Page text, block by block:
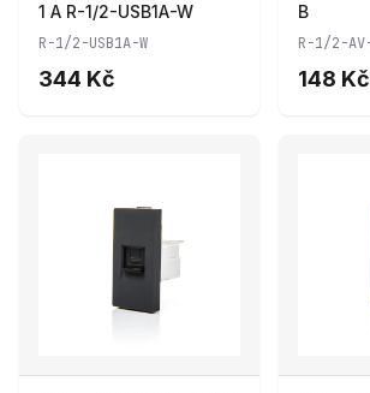
1 A R-1/2-USB1A-W
R-1/2-USB1A-W
344 Kč
B
R-1/2-
148 Kč